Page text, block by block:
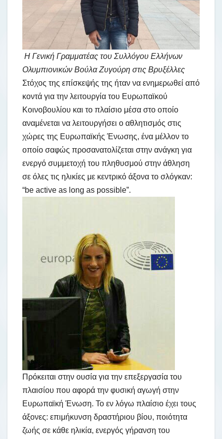
Η Γενική Γραμματέας του Συλλόγου Ελλήνων
Ολυμπιονικών Βούλα Ζυγούρη στις Βρυξέλλες
Στόχος της επίσκεψής της ήταν να ενημερωθεί από
κοντά για την λειτουργία του Ευρωπαϊκού
Κοινοβουλίου και το πλαίσιο μέσα στο οποίο
αναμένεται να λειτουργήσει ο αθλητισμός στις
χώρες της Ευρωπαϊκής Ένωσης, ένα μέλλον το
οποίο σαφώς προσανατολίζεται στην ανάγκη για
ενεργό συμμετοχή του πληθυσμού στην άθληση
σε όλες τις ηλικίες με κεντρικό άξονα το σλόγκαν:
“be active as long as possible”.
Πρόκειται στην ουσία για την επεξεργασία του
πλαισίου που αφορά την φυσική αγωγή στην
Ευρωπαϊκή Ένωση. Το εν λόγω πλαίσιο έχει τους
άξονες: επιμήκυνση δραστήριου βίου, ποιότητα
ζωής σε κάθε ηλικία, ενεργός γήρανση του